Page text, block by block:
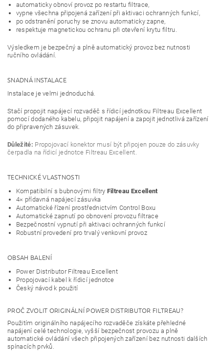
automaticky obnoví provoz po restartu filtrace,
vypne všechna připojená zařízení při aktivaci ochranných funkcí,
po odstranění poruchy se znovu automaticky zapne,
respektuje magnetickou ochranu při otevření krytu filtru.
Výsledkem je bezpečný a plně automatický provoz bez nutnosti
ručního ovládání.
SNADNÁ INSTALACE
Instalace je velmi jednoduchá.
Stačí propojit napájecí rozvaděč s řídicí jednotkou Filtreau Excellent
pomocí dodaného kabelu, připojit napájení a zapojit jednotlivá zařízení
do připravených zásuvek.
Důležité: Propojovací konektor musí být připojen pouze do zásuvky
čerpadla na řídicí jednotce Filtreau Excellent.
TECHNICKÉ VLASTNOSTI
Kompatibilní s bubnovými filtry Filtreau Excellent
4× přídavná napájecí zásuvka
Automatické řízení prostřednictvím Control Boxu
Automatické zapnutí po obnovení provozu filtrace
Bezpečnostní vypnutí při aktivaci ochranných funkcí
Robustní provedení pro trvalý venkovní provoz
OBSAH BALENÍ
Power Distributor Filtreau Excellent
Propojovací kabel k řídicí jednotce
Český návod k použití
PROČ ZVOLIT ORIGINÁLNÍ POWER DISTRIBUTOR FILTREAU?
Použitím originálního napájecího rozvaděče získáte přehledné
napájení celé technologie, vyšší bezpečnost provozu a plně
automatické ovládání všech připojených zařízení bez nutnosti dalších
spínacích prvků.